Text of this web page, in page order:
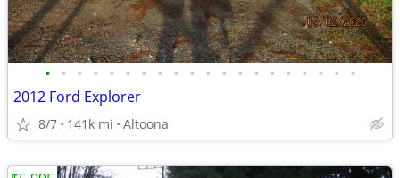
• • • • • • • • • • • • • • • • • • • •
2012 Ford Explorer
8/7 141k mi Altoona